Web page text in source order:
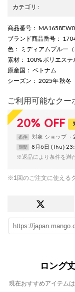
カテゴリ :
商品番号 ：
ブランド商品番号 ：
色 ： ミディアムブルー（
素材 ： 100% ポリエス
原産国 ： ベトナム
シーズン ： 2025年 秋冬
ご利用可能なクー
20% OFF
条件 対象 ショップ
期間 8月6日 (Thu)
※返品により条件を満
※1回のご注文に使える
ロング
現在おすすめアイテムは